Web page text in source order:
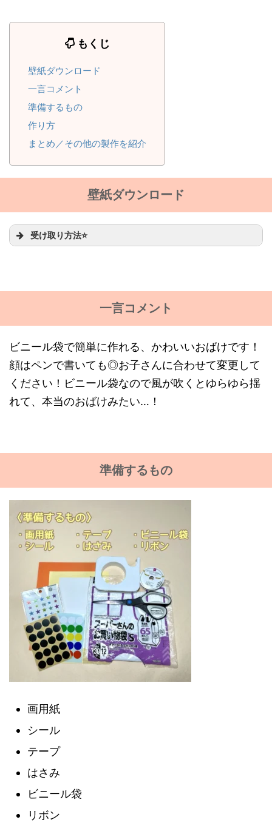
もくじ
壁紙ダウンロード
一言コメント
準備するもの
作り方
まとめ／その他の製作を紹介
壁紙ダウンロード
受け取り方法⭐
一言コメント
ビニール袋で簡単に作れる、かわいいおばけです！
顔はペンで書いても◎お子さんに合わせて変更して
ください！ビニール袋なので風が吹くとゆらゆら揺
れて、本当のおばけみたい…！
準備するもの
画用紙
シール
テープ
はさみ
ビニール袋
リボン